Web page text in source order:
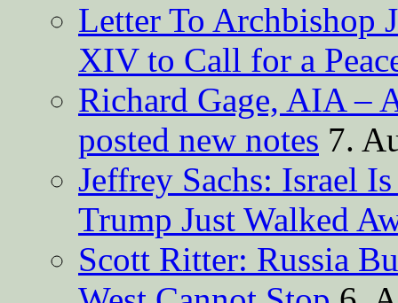
Letter To Archbishop
XIV to Call for a
Richard Gage, AIA –
posted new notes 7.
Jeffrey Sachs: Israel
Trump Just Walked
Scott Ritter: Russia